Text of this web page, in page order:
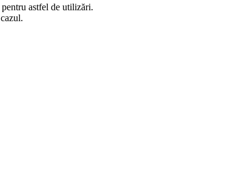
astfel de utilizări.